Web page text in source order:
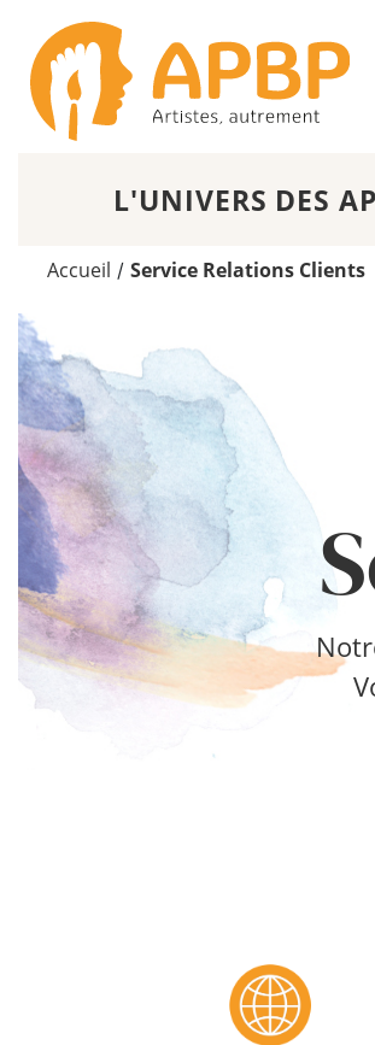
L'UNIVERS DES
Accueil / Service Relations Clients